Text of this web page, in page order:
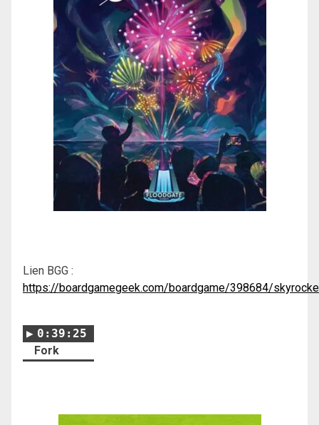
Lien BGG :
https://boardgamegeek.com/boardgame/398684/
0:39:25
Fork